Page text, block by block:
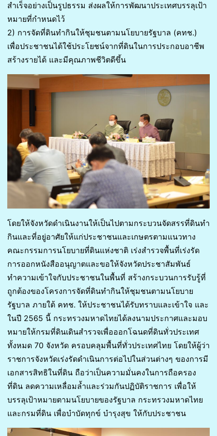
สำเร็จอย่างเป็นรูปธรรม ส่งผลให้การพัฒนาประเทศบรรลุเป้า
หมายที่กำหนดไว้
2) การจัดที่ดินทำกินให้ชุมชนตามนโยบายรัฐบาล (คทช.)
เพื่อประชาชนได้ใช้ประโยชน์จากที่ดินในการประกอบอาชีพ
สร้างรายได้ และมีคุณภาพชีวิตดีขึ้น
โดยให้จังหวัดดำเนินงานให้เป็นไปตามกระบวนจัดสรรที่ดินทำ
กินและที่อยู่อาศัยให้แก่ประชาชนและเกษตรตามแนวทาง
คณะกรรมการนโยบายที่ดินแห่งชาติ เร่งสำรวจพื้นที่เร่งรัด
การออกหนังสืออนุญาตและขอให้จังหวัดประชาสัมพันธ์
ทำความเข้าใจกับประชาชนในพื้นที่ สร้างกระบวนการรับรู้ที่
ถูกต้องของโครงการจัดที่ดินทำกินให้ชุมชนตามนโยบาย
รัฐบาล ภายใต้ คทช. ให้ประชาชนได้รับทราบและเข้าใจ และ
ในปี 2565 นี้ กระทรวงมหาดไทยได้ลงนามประกาศและมอบ
หมายให้กรมที่ดินเดินสำรวจเพื่อออกโฉนดที่ดินทั่วประเทศ
ทั้งหมด 70 จังหวัด ครอบคลุมพื้นที่ทั่วประเทศไทย โดยให้ผู้ว่า
ราชการจังหวัดเร่งรัดดำเนินการต่อไปในส่วนต่างๆ ของการมี
เอกสารสิทธิในที่ดิน ถือว่าเป็นความมั่นคงในการถือครอง
ที่ดิน ลดความเหลื่อมล้ำและร่วมกันปฏิบัติราชการ เพื่อให้
บรรลุเป้าหมายตามนโยบายของรัฐบาล กระทรวงมหาดไทย
และกรมที่ดิน เพื่อบำบัดทุกข์ บำรุงสุข ให้กับประชาชน